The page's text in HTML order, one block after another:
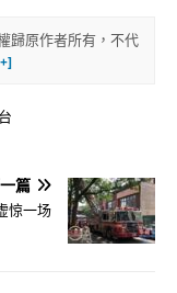
歸原作者所有，不代
篇
惊一场